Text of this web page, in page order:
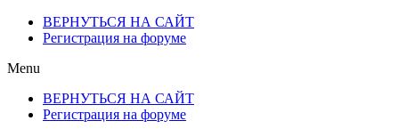
ВЕРНУТЬСЯ НА САЙТ
Регистрация на форуме
Menu
ВЕРНУТЬСЯ НА САЙТ
Регистрация на форуме